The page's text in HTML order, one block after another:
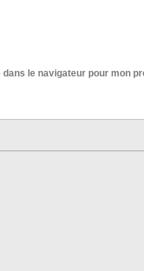
le navigateur pour mon